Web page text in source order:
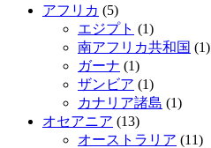
アフリカ (5)
エジプト (1)
南アフリカ共和国 (1)
ガーナ (1)
ザンビア (1)
カナリア諸島 (1)
オセアニア (13)
オーストラリア (11)